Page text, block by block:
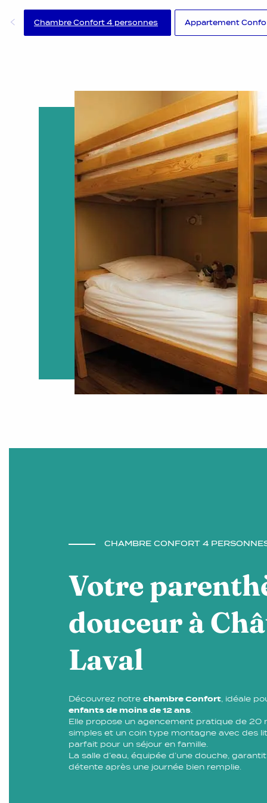
Chambre Confort 4 personnes Appartement
CHAMBRE CONFORT 4
Votre
douceur à
Laval
Découvrez notre chambre Confort, idéale
enfants de moins de 12 ans.
Elle propose un agencement pratique de 20
simples et un coin type montagne avec des
parfait pour un séjour en famille.
La salle d’eau, équipée d’une douche,
détente après une journée bien remplie.